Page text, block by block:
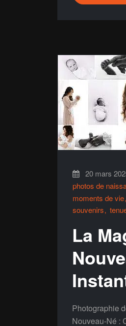
20 mars
photos de
moments de vie
souvenirs
La
Photographie
Nouveau-Né :